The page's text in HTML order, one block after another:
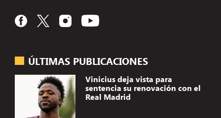
ÚLTIMAS PUBLICACIONES
Vinicius deja vista para
sentencia su renovación con el
Real Madrid